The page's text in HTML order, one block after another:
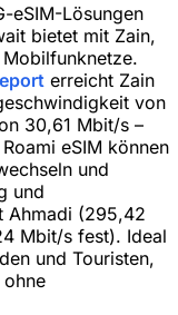
eSIM-Lösungen
bietet mit Zain,
erreicht Zain
von
30,61 Mbit/s –
eSIM können
und
und
Ahmadi (295,42
Mbit/s fest). Ideal
und Touristen,